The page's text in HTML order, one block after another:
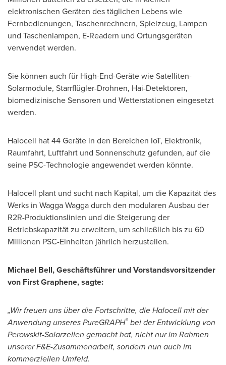
elektronischen Geräten des täglichen Lebens wie
Fernbedienungen, Taschenrechnern, Spielzeug, Lampen
und Taschenlampen, E-Readern und Ortungsgeräten
verwendet werden.
Sie können auch für High-End-Geräte wie Satelliten-
Solarmodule, Starrflügler-Drohnen, Hai-Detektoren,
biomedizinische Sensoren und Wetterstationen eingesetzt
werden.
Halocell hat 44 Geräte in den Bereichen IoT, Elektronik,
Raumfahrt, Luftfahrt und Sonnenschutz gefunden, auf die
seine PSC-Technologie angewendet werden könnte.
Halocell plant und sucht nach Kapital, um die Kapazität des
Werks in Wagga Wagga durch den modularen Ausbau der
R2R-Produktionslinien und die Steigerung der
Betriebskapazität zu erweitern, um schließlich bis zu 60
Millionen PSC-Einheiten jährlich herzustellen.
Michael Bell, Geschäftsführer und Vorstandsvorsitzender
von First Graphene, sagte:
„Wir freuen uns über die Fortschritte, die Halocell mit der
Anwendung unseres PureGRAPH® bei der Entwicklung von
Perowskit-Solarzellen gemacht hat, nicht nur im Rahmen
unserer F&E-Zusammenarbeit, sondern nun auch im
kommerziellen Umfeld.